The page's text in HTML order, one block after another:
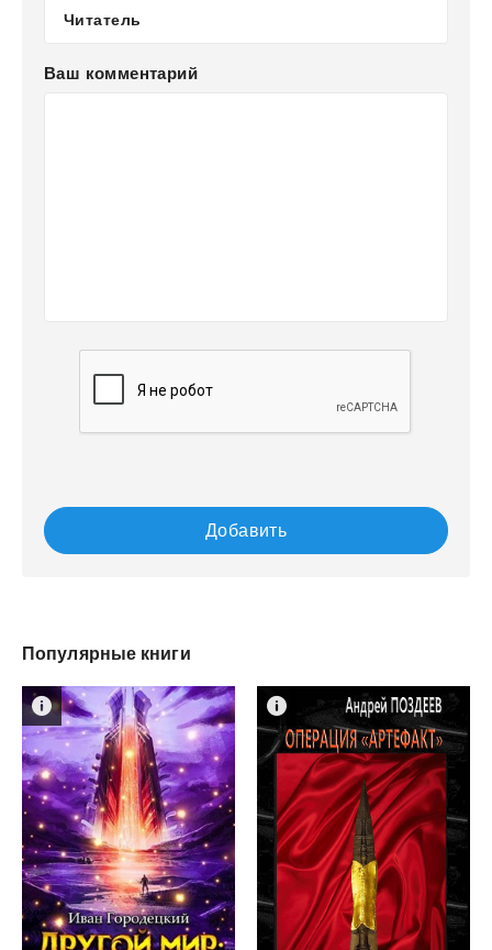
Ваш комментарий
Добавить
Популярные книги